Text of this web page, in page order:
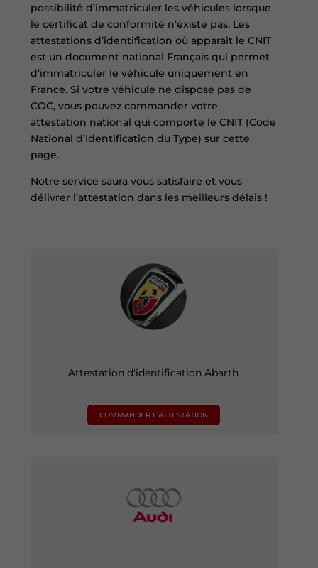
possibilité d’immatriculer les véhicules lorsque
le certificat de conformité n’éxiste pas. Les
attestations d’identification où apparait le CNIT
est un document national Français qui permet
d’immatriculer le véhicule uniquement en
France. Si votre véhicule ne dispose pas de
COC, vous pouvez commander votre
attestation national qui comporte le CNIT (Code
National d’Identification du Type) sur cette
page.
Notre service saura vous satisfaire et vous
délivrer l’attestation dans les meilleurs délais !
Attestation d'identification Abarth
COMMANDER L'ATTESTATION